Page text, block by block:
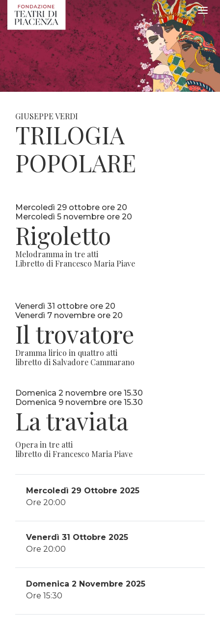
GIUSEPPE VERDI
TRILOGIA
POPOLARE
Mercoledì 29 ottobre ore 20
Mercoledì 5 novembre ore 20
Rigoletto
Melodramma in tre atti
Libretto di Francesco Maria Piave
Venerdì 31 ottobre ore 20
Venerdì 7 novembre ore 20
Il trovatore
Dramma lirico in quattro atti
libretto di Salvadore Cammarano
Domenica 2 novembre ore 15.30
Domenica 9 novembre ore 15.30
La traviata
Opera in tre atti
libretto di Francesco Maria Piave
Mercoledì 29 Ottobre 2025
Ore 20:00
Venerdì 31 Ottobre 2025
Ore 20:00
Domenica 2 Novembre 2025
Ore 15:30